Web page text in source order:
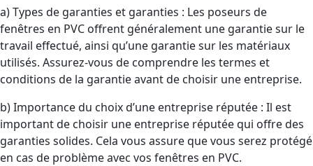
a) Types de garanties et garanties : Les poseurs de
fenêtres en PVC offrent généralement une garantie sur le
travail effectué, ainsi qu’une garantie sur les matériaux
utilisés. Assurez-vous de comprendre les termes et
conditions de la garantie avant de choisir une entreprise.
b) Importance du choix d’une entreprise réputée : Il est
important de choisir une entreprise réputée qui offre des
garanties solides. Cela vous assure que vous serez protégé
en cas de problème avec vos fenêtres en PVC.